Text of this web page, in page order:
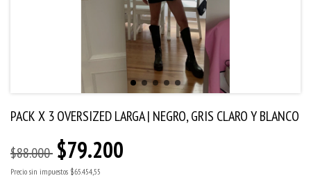
PACK X 3 OVERSIZED LARGA | NEGRO, GRIS CLARO Y BLANCO
$88.000 $79.200
Precio sin impuestos $65.454,55